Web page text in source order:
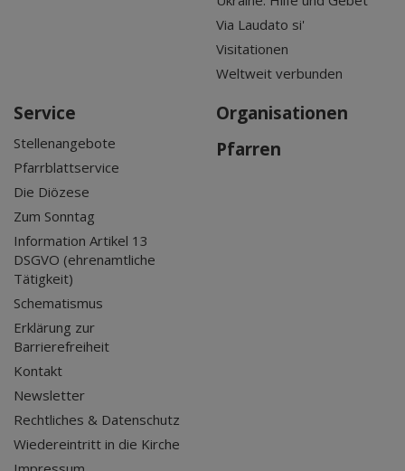
Via Laudato si'
Visitationen
Weltweit verbunden
Service
Stellenangebote
Pfarrblattservice
Die Diözese
Zum Sonntag
Information Artikel 13
DSGVO (ehrenamtliche
Tätigkeit)
Schematismus
Erklärung zur
Barrierefreiheit
Kontakt
Newsletter
Rechtliches & Datenschutz
Wiedereintritt in die Kirche
Organisationen
Pfarren